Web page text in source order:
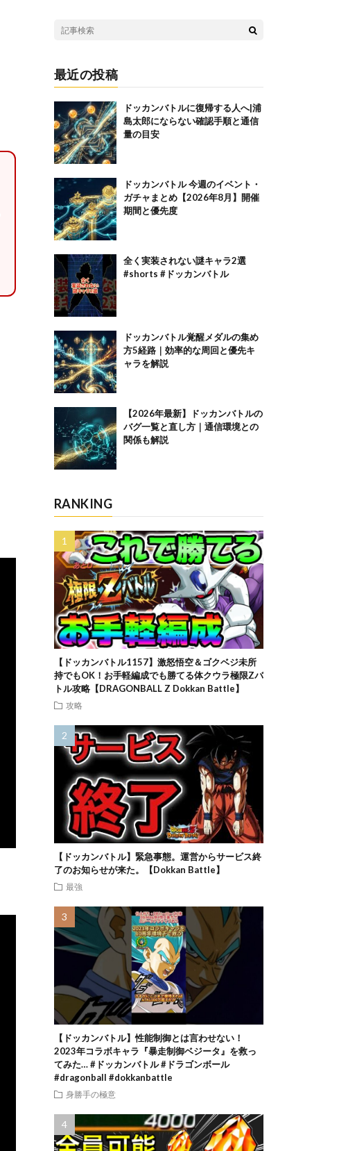
最近の投稿
ドッカンバトルに復帰する人へ|浦
島太郎にならない確認手順と通信
量の目安
ドッカンバトル 今週のイベント・
ガチャまとめ【2026年8月】開催
期間と優先度
全く実装されない謎キャラ2選
#shorts #ドッカンバトル
ドッカンバトル覚醒メダルの集め
方5経路｜効率的な周回と優先キ
ャラを解説
【2026年最新】ドッカンバトルの
バグ一覧と直し方｜通信環境との
関係も解説
RANKING
【ドッカンバトル1157】激怒悟空＆ゴクベジ未所
持でもOK！お手軽編成でも勝てる体クウラ極限Zバ
トル攻略【DRAGONBALL Z Dokkan Battle】
攻略
【ドッカンバトル】緊急事態。運営からサービス終
了のお知らせが来た。【Dokkan Battle】
最強
【ドッカンバトル】性能制御とは言わせない！
2023年コラボキャラ『暴走制御ベジータ』を救っ
てみた… #ドッカンバトル #ドラゴンボール
#dragonball #dokkanbattle
身勝手の極意